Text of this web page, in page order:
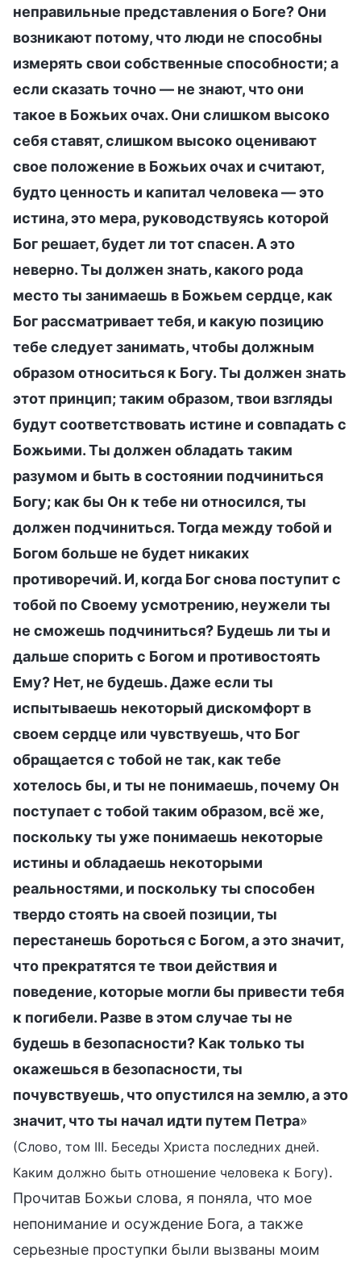
неправильные представления о Боге? Они
возникают потому, что люди не способны
измерять свои собственные способности; а
если сказать точно — не знают, что они
такое в Божьих очах. Они слишком высоко
себя ставят, слишком высоко оценивают
свое положение в Божьих очах и считают,
будто ценность и капитал человека — это
истина, это мера, руководствуясь которой
Бог решает, будет ли тот спасен. А это
неверно. Ты должен знать, какого рода
место ты занимаешь в Божьем сердце, как
Бог рассматривает тебя, и какую позицию
тебе следует занимать, чтобы должным
образом относиться к Богу. Ты должен знать
этот принцип; таким образом, твои взгляды
будут соответствовать истине и совпадать с
Божьими. Ты должен обладать таким
разумом и быть в состоянии подчиниться
Богу; как бы Он к тебе ни относился, ты
должен подчиниться. Тогда между тобой и
Богом больше не будет никаких
противоречий. И, когда Бог снова поступит с
тобой по Своему усмотрению, неужели ты
не сможешь подчиниться? Будешь ли ты и
дальше спорить с Богом и противостоять
Ему? Нет, не будешь. Даже если ты
испытываешь некоторый дискомфорт в
своем сердце или чувствуешь, что Бог
обращается с тобой не так, как тебе
хотелось бы, и ты не понимаешь, почему Он
поступает с тобой таким образом, всё же,
поскольку ты уже понимаешь некоторые
истины и обладаешь некоторыми
реальностями, и поскольку ты способен
твердо стоять на своей позиции, ты
перестанешь бороться с Богом, а это значит,
что прекратятся те твои действия и
поведение, которые могли бы привести тебя
к погибели. Разве в этом случае ты не
будешь в безопасности? Как только ты
окажешься в безопасности, ты
почувствуешь, что опустился на землю, а это
значит, что ты начал идти путем Петра»
(Слово, том III. Беседы Христа последних дней.
Каким должно быть отношение человека к Богу).
Прочитав Божьи слова, я поняла, что мое
непонимание и осуждение Бога, а также
серьезные проступки были вызваны моим